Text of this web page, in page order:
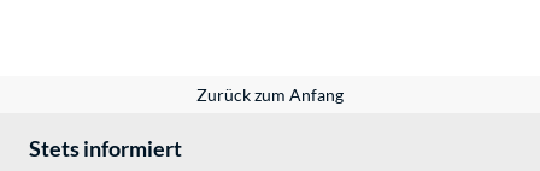
Zurück zum Anfang
Stets informiert